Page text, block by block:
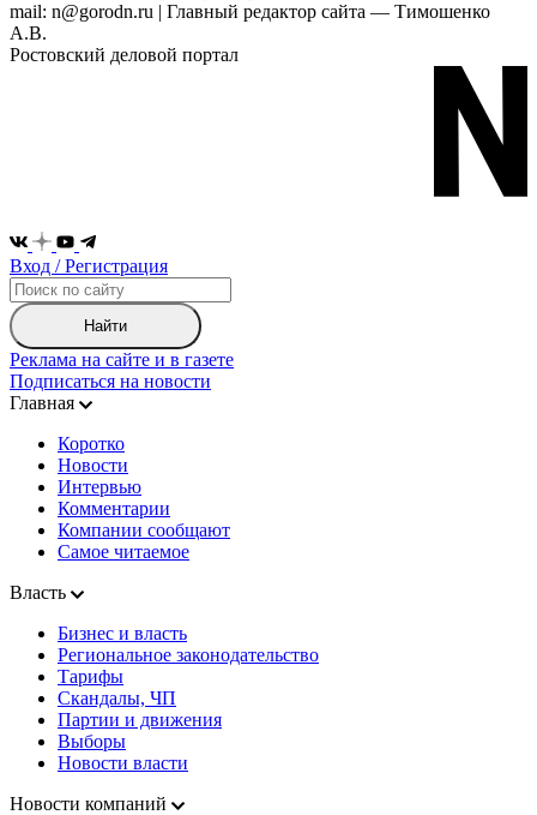
mail: n@gorodn.ru | Главный редактор сайта — Тимошенко
А.В.
Ростовский деловой портал
Вход / Регистрация
Найти
Реклама на сайте и в газете
Подписаться на новости
Главная
Коротко
Новости
Интервью
Комментарии
Компании сообщают
Самое читаемое
Власть
Бизнес и власть
Региональное законодательство
Тарифы
Скандалы, ЧП
Партии и движения
Выборы
Новости власти
Новости компаний